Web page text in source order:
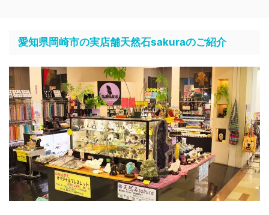
愛知県岡崎市の実店舗天然石sakuraのご紹介